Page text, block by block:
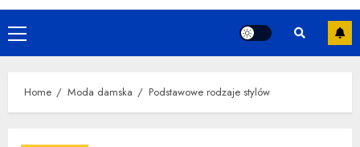
Primary
Menu
Home Moda damska Podstawowe rodzaje stylów